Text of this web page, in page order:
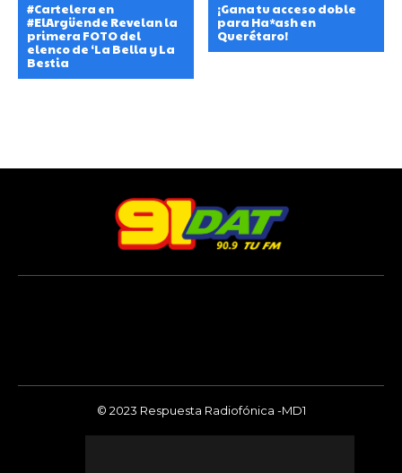
#Cartelera en
#ElArgüende Revelan la
primera FOTO del
elenco de ‘La Bella y La
Bestia
¡Gana tu acceso doble
para Ha*ash en
Querétaro!
© 2023 Respuesta Radiofónica -MD1